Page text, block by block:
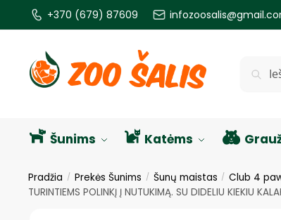
+370 (679) 87609
Šunims Katėms
Pradžia / Prekės Šunims / Šunų maistas / Club 4
TURINTIEMS POLINKĮ Į NUTUKIMĄ. SU DIDELIU KIEKIU